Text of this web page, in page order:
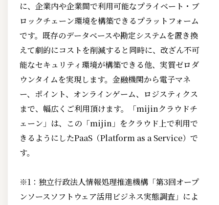
に、企業内や企業間で利用可能なプライベート・ブ
ロックチェーン環境を構築できるプラットフォーム
です。既存のデータベースや勘定システムを置き換
えて劇的にコストを削減すると同時に、改ざん不可
能なセキュリティ環境が構築できる他、実質ゼロダ
ウンタイムを実現します。金融機関から電子マネ
ー、ポイント、オンラインゲーム、ロジスティクス
まで、幅広くご利用頂けます。「mijinクラウドチ
ェーン」は、この「mijin」をクラウド上で利用で
きるようにしたPaaS（Platform as a Service）で
す。
※1：独立行政法人情報処理推進機構「第3回オープ
ンソースソフトウェア活用ビジネス実態調査」によ